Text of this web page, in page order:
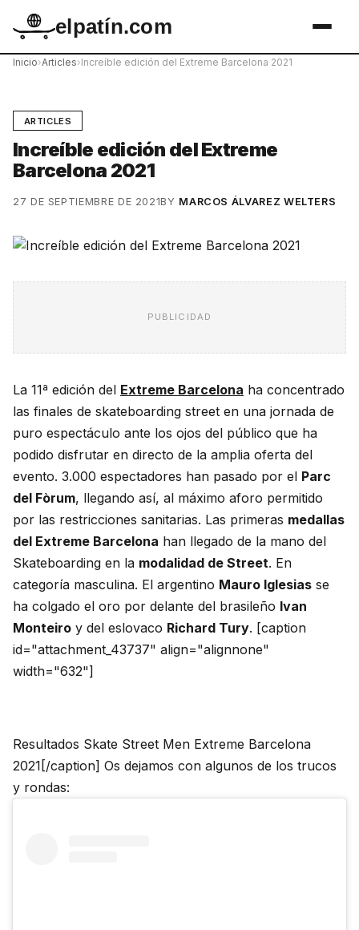
elpatín.com
Inicio›Articles›Increíble edición del Extreme Barcelona 2021
ARTICLES
Increíble edición del Extreme
Barcelona 2021
27 DE SEPTIEMBRE DE 2021BY MARCOS ÁLVAREZ WELTERS
PUBLICIDAD
La 11ª edición del Extreme Barcelona ha concentrado
las finales de skateboarding street en una jornada de
puro espectáculo ante los ojos del público que ha
podido disfrutar en directo de la amplia oferta del
evento. 3.000 espectadores han pasado por el Parc
del Fòrum, llegando así, al máximo aforo permitido
por las restricciones sanitarias. Las primeras medallas
del Extreme Barcelona han llegado de la mano del
Skateboarding en la modalidad de Street. En
categoría masculina. El argentino Mauro Iglesias se
ha colgado el oro por delante del brasileño Ivan
Monteiro y del eslovaco Richard Tury. [caption
id="attachment_43737" align="alignnone"
width="632"]
Resultados Skate Street Men Extreme Barcelona
2021[/caption] Os dejamos con algunos de los trucos
y rondas: